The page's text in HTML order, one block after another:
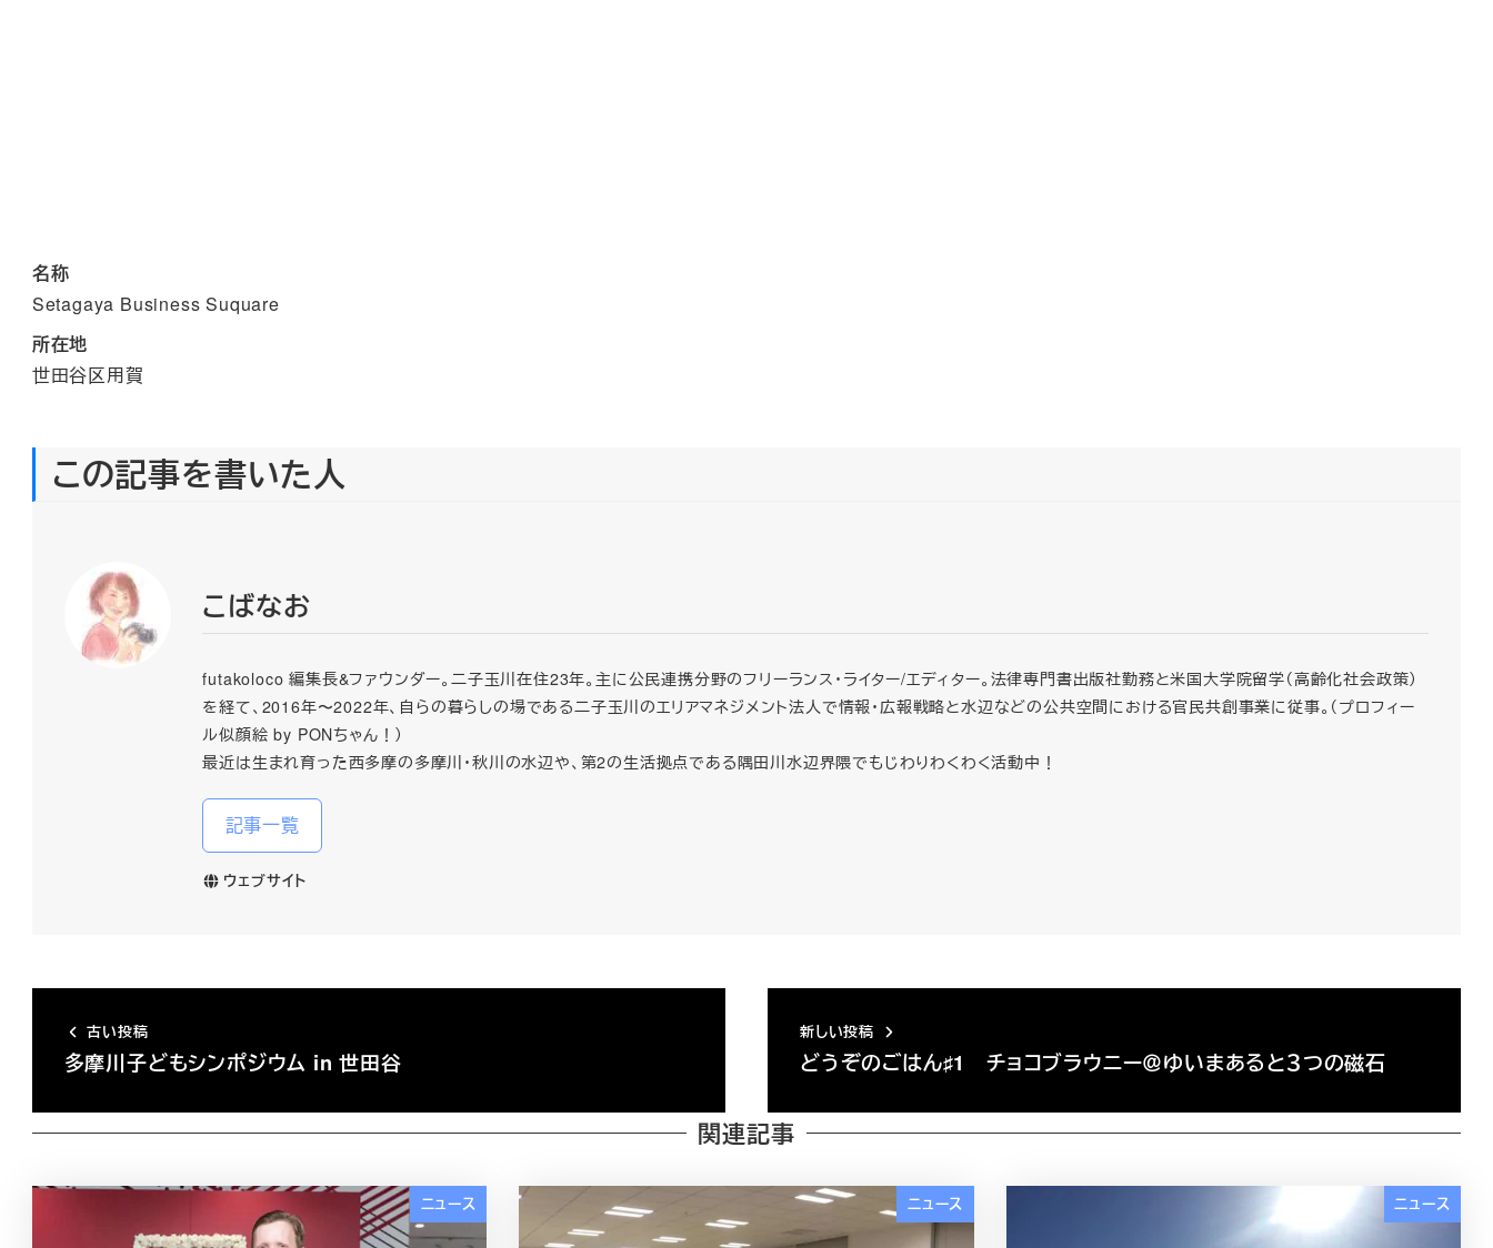
名称
Setagaya Business Suquare
所在地
世田谷区用賀
この記事を書いた人
こばなお
futakoloco 編集長&ファウンダー。二子玉川在住23年。主に公民連携分野のフリーランス・ライター/エディター。法律専門書出版社勤務と米国大学院留学（高齢化社会政策）
を経て、2016年〜2022年、自らの暮らしの場である二子玉川のエリアマネジメント法人で情報・広報戦略と水辺などの公共空間における官民共創事業に従事。（プロフィー
ル似顔絵 by PONちゃん！）
最近は生まれ育った西多摩の多摩川・秋川の水辺や、第2の生活拠点である隅田川水辺界隈でもじわりわくわく活動中！
記事一覧
ウェブサイト
古い投稿
多摩川子どもシンポジウム in 世田谷
新しい投稿
どうぞのごはん♯1 チョコブラウニー＠ゆいまあると３つの磁石
関連記事
ニュース ニュース ニュース